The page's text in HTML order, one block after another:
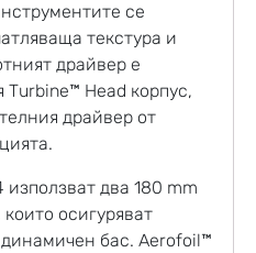
се
текстура и
драйвер е
Head корпус,
драйвер от
два 180 mm
осигуряват
бас. Aerofoil™